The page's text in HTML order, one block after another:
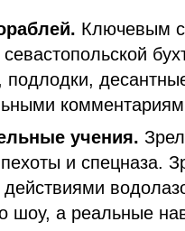
Ключевым
подлодки,
учения.
и спецназа.
действиями
шоу, а реальные